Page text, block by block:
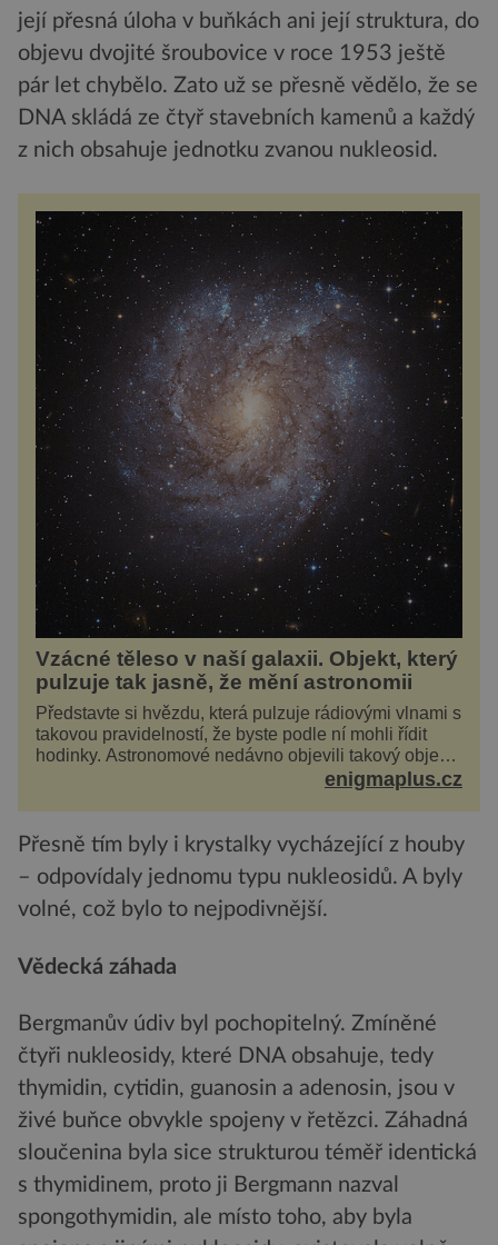
její přesná úloha v buňkách ani její struktura, do
objevu dvojité šroubovice v roce 1953 ještě
pár let chybělo. Zato už se přesně vědělo, že se
DNA skládá ze čtyř stavebních kamenů a každý
z nich obsahuje jednotku zvanou nukleosid.
Vzácné těleso v naší galaxii. Objekt, který
pulzuje tak jasně, že mění astronomii
Představte si hvězdu, která pulzuje rádiovými vlnami s
takovou pravidelností, že byste podle ní mohli řídit
hodinky. Astronomové nedávno objevili takový objekt
v naší vlastní galaxii, ale jeho chování...enigmaplus.cz
Přesně tím byly i krystalky vycházející z houby
– odpovídaly jednomu typu nukleosidů. A byly
volné, což bylo to nejpodivnější.
Vědecká záhada
Bergmanův údiv byl pochopitelný. Zmíněné
čtyři nukleosidy, které DNA obsahuje, tedy
thymidin, cytidin, guanosin a adenosin, jsou v
živé buňce obvykle spojeny v řetězci. Záhadná
sloučenina byla sice strukturou téměř identická
s thymidinem, proto ji Bergmann nazval
spongothymidin, ale místo toho, aby byla